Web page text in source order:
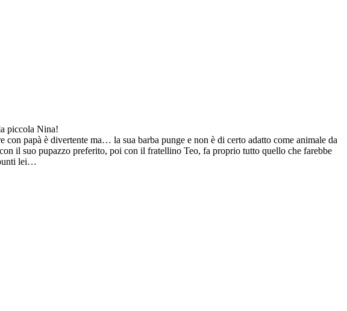
piccola Nina!
papà è divertente ma… la sua barba punge e non è di certo adatto come animale da
il suo pupazzo preferito, poi con il fratellino Teo, fa proprio tutto quello che farebbe
lei…